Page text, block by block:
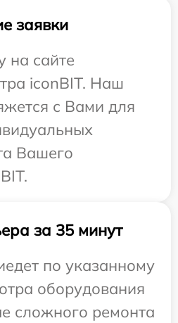
заявки
на сайте
iconBIT. Наш
с Вами для
Вашего
за 35 минут
по указанному
оборудования
сложного ремонта